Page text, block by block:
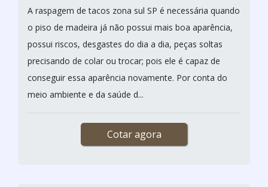
A raspagem de tacos zona sul SP é necessária quando
o piso de madeira já não possui mais boa aparência,
possui riscos, desgastes do dia a dia, peças soltas
precisando de colar ou trocar; pois ele é capaz de
conseguir essa aparência novamente. Por conta do
meio ambiente e da saúde d...
Cotar agora